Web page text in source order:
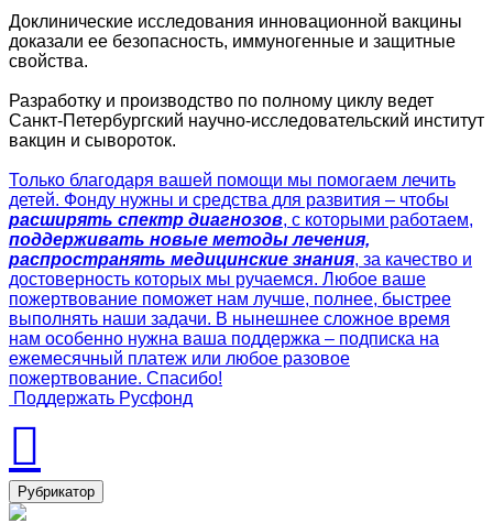
Доклинические исследования инновационной вакцины
доказали ее безопасность, иммуногенные и защитные
свойства.
Разработку и производство по полному циклу ведет
Санкт-Петербургский научно-исследовательский институт
вакцин и сывороток.
Только благодаря вашей помощи мы помогаем лечить
детей. Фонду нужны и средства для развития – чтобы
расширять спектр диагнозов, с которыми работаем,
поддерживать новые методы лечения,
распространять медицинские знания, за качество и
достоверность которых мы ручаемся. Любое ваше
пожертвование поможет нам лучше, полнее, быстрее
выполнять наши задачи. В нынешнее сложное время
нам особенно нужна ваша поддержка – подписка на
ежемесячный платеж или любое разовое
пожертвование. Спасибо!
Поддержать Русфонд
Рубрикатор